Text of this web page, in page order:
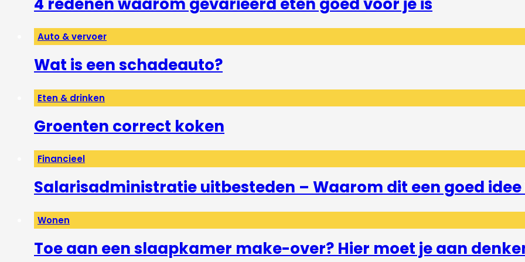
Auto & vervoer
Wat is een schadeauto?
Eten & drinken
Groenten correct koken
Financieel
Salarisadministratie uitbesteden – Waarom dit een goed idee
Wonen
Toe aan een slaapkamer make-over? Hier moet je aan